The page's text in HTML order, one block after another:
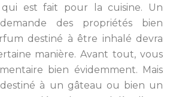
est fait pour la cuisine. Un
des propriétés bien
destiné à être inhalé devra
manière. Avant tout, vous
bien évidemment. Mais
destiné à un gâteau ou bien un